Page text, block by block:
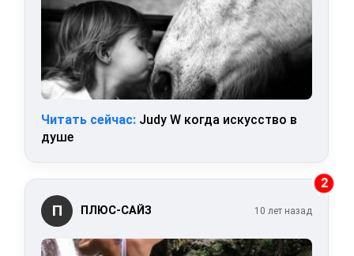
Читать сейчас: Judy W когда искусство в
душе
2
П ПЛЮС-САЙЗ 10 лет назад